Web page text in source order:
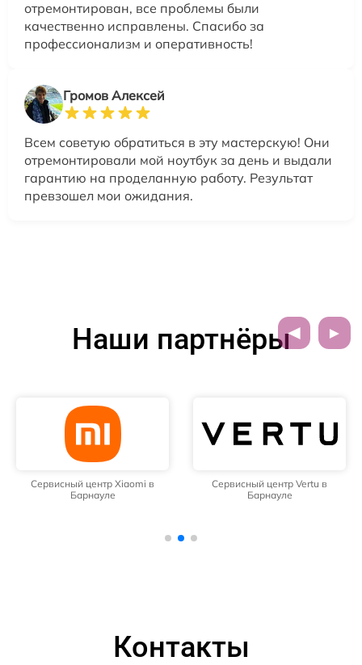
отремонтирован, все проблемы были
качественно исправлены. Спасибо за
профессионализм и оперативность!
Громов Алексей
Всем советую обратиться в эту мастерскую! Они
отремонтировали мой ноутбук за день и выдали
гарантию на проделанную работу. Результат
превзошел мои ожидания.
Наши партнёры
Сервисный центр Xiaomi в
Барнауле
Сервисный центр Vertu в
Барнауле
Контакты